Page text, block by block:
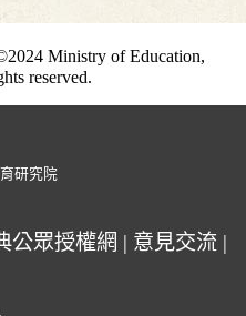
Ministry of Education,
reserved.
公眾授權網 | 意見交流 |